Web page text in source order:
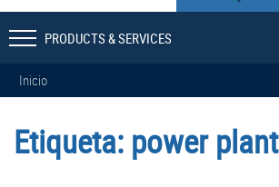
PRODUCTS & SERVICES
Inicio
Etiqueta: power plant